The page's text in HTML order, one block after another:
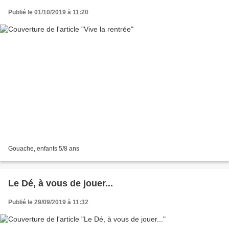
Publié le 01/10/2019 à 11:20
Gouache, enfants 5/8 ans
Le Dé, à vous de jouer...
Publié le 29/09/2019 à 11:32